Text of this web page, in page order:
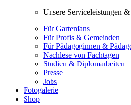
Unsere Serviceleistungen
Für Gartenfans
Für Profis & Gemeinden
Für Pädagoginnen &
Nachlese von Fachtagen
Studien & Diplomarbeiten
Presse
Jobs
Fotogalerie
Shop